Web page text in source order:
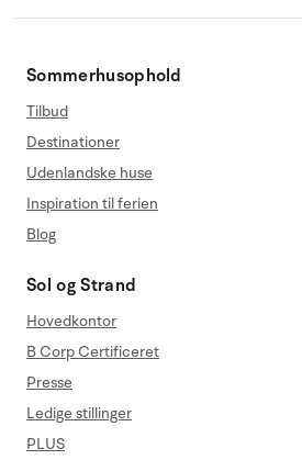
Sommerhusophold
Tilbud
Destinationer
Udenlandske huse
Inspiration til ferien
Blog
Sol og Strand
Hovedkontor
B Corp Certificeret
Presse
Ledige stillinger
PLUS